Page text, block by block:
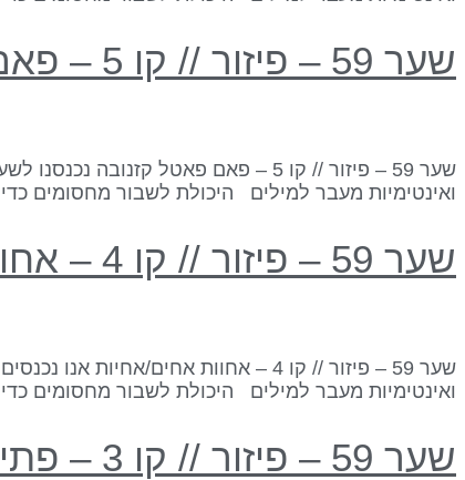
שער 59 – פיזור // קו 5 – פאם פאטל קזנובה
ואינטימיות מעבר למילים היכולת לשבור מחסומים
שער 59 – פיזור // קו 4 – אחוות אחים/אחיות
ואינטימיות מעבר למילים היכולת לשבור מחסומים
שער 59 – פיזור // קו 3 – פתיחות